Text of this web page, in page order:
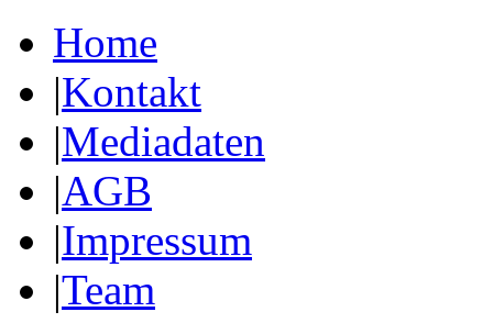
Home
|Kontakt
|Mediadaten
|AGB
|Impressum
|Team